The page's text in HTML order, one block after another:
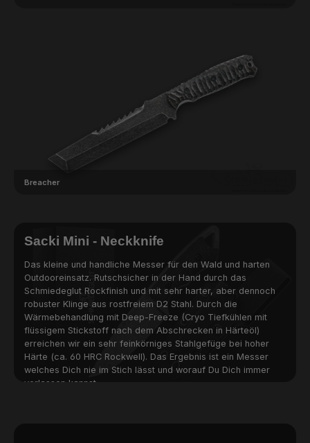
Breacher
Sacki Mini - Neckknife
Das kleine und handliche Messer für den Wald und harten
Outdooreinsatz. Rutschsicher in der Hand durch das
Schmiedeglut Rockfinish und mit sehr harter, aber dennoch
robuster Klinge aus rostfreiem D2 Stahl. Durch die
Wärmebehandlung mit Deep-Freeze (Cryo Tiefkühlen mit
flüssigem Stickstoff nach dem Abschrecken in Härteöl)
erreichen wir ein sehr feinkörniges Stahlgefüge bei hoher
Härte (ca. 60 HRC Rockwell). Das Ergebnis ist ein Messer
welches Dich nie im Stich lässt und worauf Du Dich immer
verlassen kannst.